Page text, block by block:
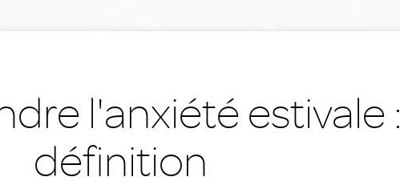
l'anxiété estivale :
définition